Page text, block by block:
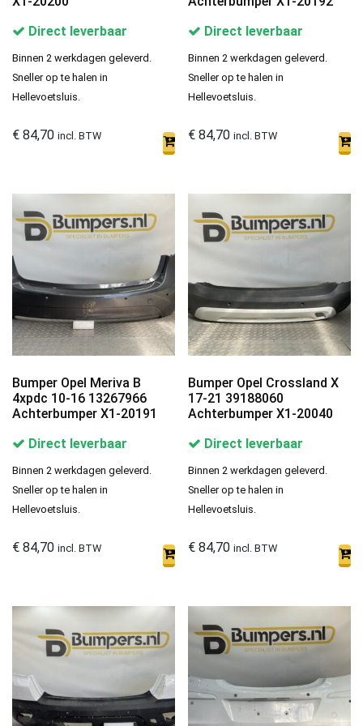
Direct leverbaar
Binnen 2 werkdagen geleverd.
Sneller op te halen in
Hellevoetsluis.
€ 84,70 incl. BTW
Direct leverbaar
Binnen 2 werkdagen geleverd.
Sneller op te halen in
Hellevoetsluis.
€ 84,70 incl. BTW
Bumper Opel Meriva B
4xpdc 10-16 13267966
Achterbumper X1-20191
Direct leverbaar
Binnen 2 werkdagen geleverd.
Sneller op te halen in
Hellevoetsluis.
€ 84,70 incl. BTW
Bumper Opel Crossland X
17-21 39188060
Achterbumper X1-20040
Direct leverbaar
Binnen 2 werkdagen geleverd.
Sneller op te halen in
Hellevoetsluis.
€ 84,70 incl. BTW